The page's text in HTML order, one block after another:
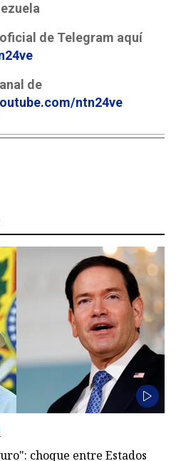
de Telegram aquí
de
ntn24ve
choque entre Estados